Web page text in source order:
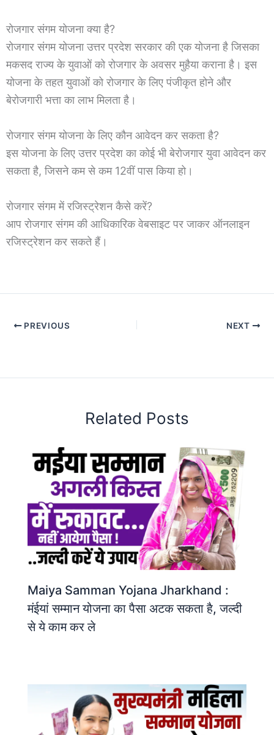
रोजगार संगम योजना क्या है?
रोजगार संगम योजना उत्तर प्रदेश सरकार की एक योजना है जिसका
मकसद राज्य के युवाओं को रोजगार के अवसर मुहैया कराना है। इस
योजना के तहत युवाओं को रोजगार के लिए पंजीकृत होने और
बेरोजगारी भत्ता का लाभ मिलता है।
रोजगार संगम योजना के लिए कौन आवेदन कर सकता है?
इस योजना के लिए उत्तर प्रदेश का कोई भी बेरोजगार युवा आवेदन कर
सकता है, जिसने कम से कम 12वीं पास किया हो।
रोजगार संगम में रजिस्ट्रेशन कैसे करें?
आप रोजगार संगम की आधिकारिक वेबसाइट पर जाकर ऑनलाइन
रजिस्ट्रेशन कर सकते हैं।
PREVIOUS NEXT
Related Posts
Maiya Samman Yojana Jharkhand :
मंईयां सम्मान योजना का पैसा अटक सकता है, जल्दी
से ये काम कर ले